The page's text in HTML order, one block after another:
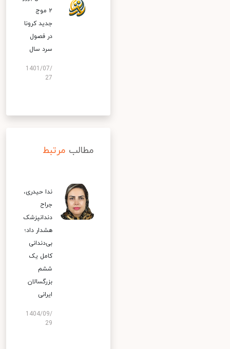
۲ موج
جدید کرونا
در فصول
سرد سال
1401/07/
27
مطالب مرتبط
ندا حیدری،
جراح
دندانپزشک
هشدار داد؛
بی‌دندانی
کامل یک
ششم
بزرگسالان
ایرانی
1404/09/
29